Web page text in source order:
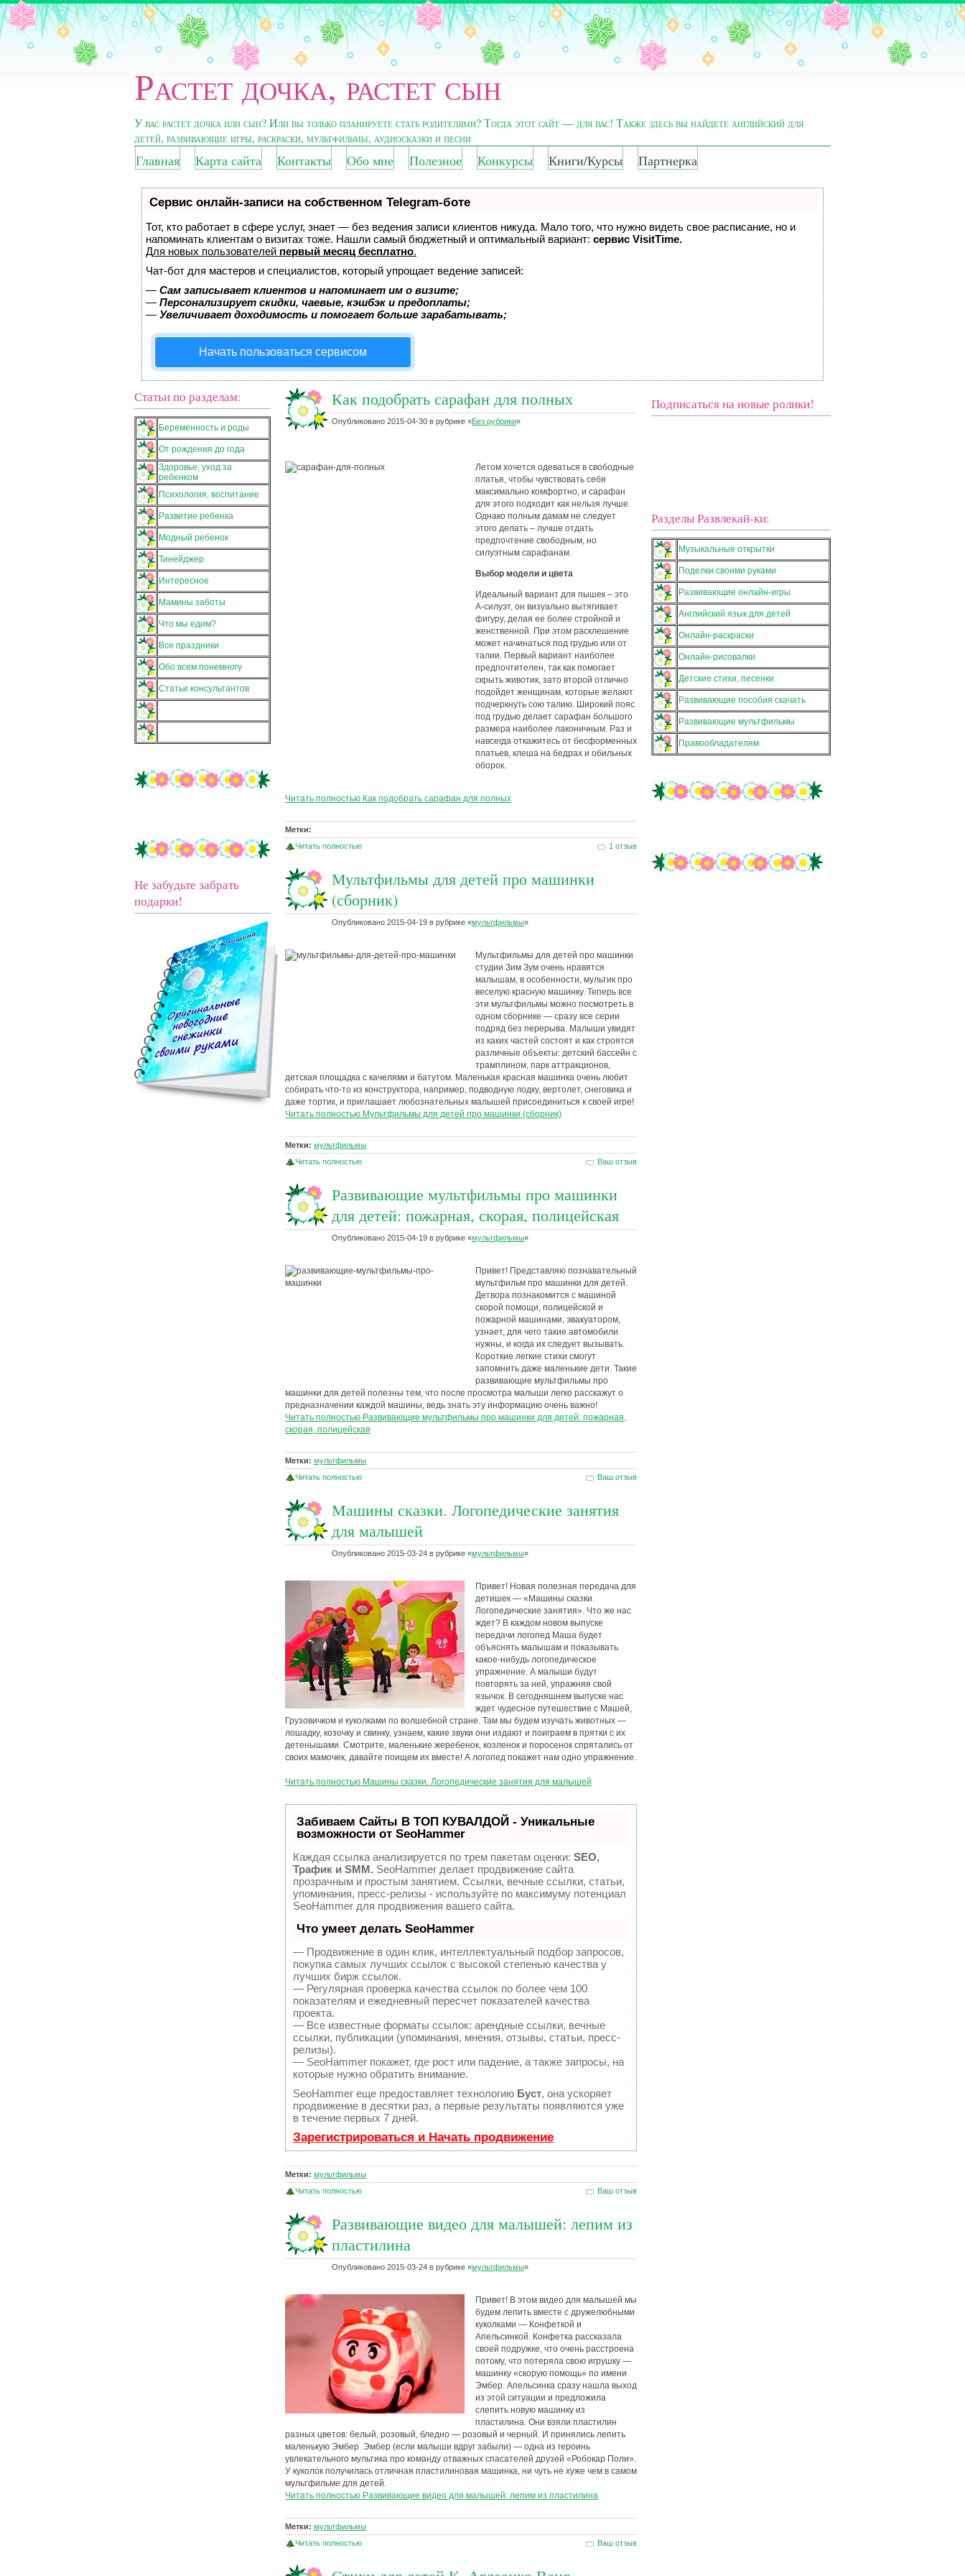
Растет дочка, растет сын
У вас растет дочка или сын? Или вы только планируете стать родителями? Тогда этот сайт — для вас! Также здесь вы найдете английский для
детей, развивающие игры, раскраски, мультфильмы, аудиосказки и песни
Главная Карта сайта Контакты Обо мне Полезное Конкурсы Книги/Курсы Партнерка
Сервис онлайн-записи на собственном Telegram-боте
Тот, кто работает в сфере услуг, знает — без ведения записи клиентов никуда. Мало того, что нужно видеть свое расписание, но и
напоминать клиентам о визитах тоже. Нашли самый бюджетный и оптимальный вариант: сервис VisitTime.
Для новых пользователей первый месяц бесплатно.
Чат-бот для мастеров и специалистов, который упрощает ведение записей:
— Сам записывает клиентов и напоминает им о визите;
— Персонализирует скидки, чаевые, кэшбэк и предоплаты;
— Увеличивает доходимость и помогает больше зарабатывать;
Начать пользоваться сервисом
Статьи по разделам:
Беременность и роды
От рождения до года
Здоровье, уход за
ребенком
Психология, воспитание
Развитие ребенка
Модный ребенок
Тинейджер
Интересное
Мамины заботы
Что мы едим?
Все праздники
Обо всем понемногу
Статьи консультантов
Не забудьте забрать
подарки!
Как подобрать сарафан для полных
Опубликовано 2015-04-30 в рубрике «Без рубрики»
Летом хочется одеваться в свободные
платья, чтобы чувствовать себя
максимально комфортно, и сарафан
для этого подходит как нельзя лучше.
Однако полным дамам не следует
этого делать – лучше отдать
предпочтение свободным, но
силуэтным сарафанам.
Выбор модели и цвета
Идеальный вариант для пышек – это
А-силуэт, он визуально вытягивает
фигуру, делая ее более стройной и
женственной. При этом расклешение
может начинаться под грудью или от
талии. Первый вариант наиболее
предпочтителен, так как помогает
скрыть животик, зато второй отлично
подойдет женщинам, которые желают
подчеркнуть сою талию. Широкий пояс
под грудью делает сарафан большого
размера наиболее лаконичным. Раз и
навсегда откажитесь от бесформенных
платьев, клеша на бедрах и обильных
оборок.
Читать полностью Как подобрать сарафан для полных
Метки:
Читать полностью
1 отзыв
Мультфильмы для детей про машинки
(сборник)
Опубликовано 2015-04-19 в рубрике «мультфильмы»
Мультфильмы для детей про машинки
студии Зим Зум очень нравятся
малышам, в особенности, мультик про
веселую красную машинку. Теперь все
эти мультфильмы можно посмотреть в
одном сборнике — сразу все серии
подряд без перерыва. Малыши увидят
из каких частей состоят и как строятся
различные объекты: детский бассейн с
трамплином, парк аттракционов,
детская площадка с качелями и батутом. Маленькая красная машинка очень любит
собирать что-то из конструктора, например, подводную лодку, вертолет, снеговика и
даже тортик, и приглашает любознательных малышей присоединиться к своей игре!
Читать полностью Мультфильмы для детей про машинки (сборник)
Метки: мультфильмы
Читать полностью
Ваш отзыв
Развивающие мультфильмы про машинки
для детей: пожарная, скорая, полицейская
Опубликовано 2015-04-19 в рубрике «мультфильмы»
Привет! Представляю познавательный
мультфильм про машинки для детей.
Детвора познакомится с машиной
скорой помощи, полицейской и
пожарной машинами, эвакуатором,
узнает, для чего такие автомобили
нужны, и когда их следует вызывать.
Короткие легкие стихи смогут
запомнить даже маленькие дети. Такие
развивающие мультфильмы про
машинки для детей полезны тем, что после просмотра малыши легко расскажут о
предназначении каждой машины, ведь знать эту информацию очень важно!
Читать полностью Развивающие мультфильмы про машинки для детей: пожарная,
скорая, полицейская
Метки: мультфильмы
Читать полностью
Ваш отзыв
Машины сказки. Логопедические занятия
для малышей
Опубликовано 2015-03-24 в рубрике «мультфильмы»
Привет! Новая полезная передача для
детишек — «Машины сказки.
Логопедические занятия». Что же нас
ждет? В каждом новом выпуске
передачи логопед Маша будет
объяснять малышам и показывать
какое-нибудь логопедическое
упражнение. А малыши будут
повторять за ней, упражняя свой
язычок. В сегодняшнем выпуске нас
ждет чудесное путешествие с Машей,
Грузовичком и куколками по волшебной стране. Там мы будем изучать животных —
лошадку, козочку и свинку, узнаем, какие звуки они издают и поиграем в прятки с их
детенышами. Смотрите, маленькие жеребенок, козленок и поросенок спрятались от
своих мамочек, давайте поищем их вместе! А логопед покажет нам одно упражнение.
Читать полностью Машины сказки. Логопедические занятия для малышей
Забиваем Сайты В ТОП КУВАЛДОЙ - Уникальные
возможности от SeoHammer
Каждая ссылка анализируется по трем пакетам оценки: SEO,
Трафик и SMM. SeoHammer делает продвижение сайта
прозрачным и простым занятием. Ссылки, вечные ссылки, статьи,
упоминания, пресс-релизы - используйте по максимуму потенциал
SeoHammer для продвижения вашего сайта.
Что умеет делать SeoHammer
— Продвижение в один клик, интеллектуальный подбор запросов,
покупка самых лучших ссылок с высокой степенью качества у
лучших бирж ссылок.
— Регулярная проверка качества ссылок по более чем 100
показателям и ежедневный пересчет показателей качества
проекта.
— Все известные форматы ссылок: арендные ссылки, вечные
ссылки, публикации (упоминания, мнения, отзывы, статьи, пресс-
релизы).
— SeoHammer покажет, где рост или падение, а также запросы, на
которые нужно обратить внимание.
SeoHammer еще предоставляет технологию Буст, она ускоряет
продвижение в десятки раз, а первые результаты появляются уже
в течение первых 7 дней.
Зарегистрироваться и Начать продвижение
Метки: мультфильмы
Читать полностью
Ваш отзыв
Развивающие видео для малышей: лепим из
пластилина
Опубликовано 2015-03-24 в рубрике «мультфильмы»
Привет! В этом видео для малышей мы
будем лепить вместе с дружелюбными
куколками — Конфеткой и
Апельсинкой. Конфетка рассказала
своей подружке, что очень расстроена
потому, что потеряла свою игрушку —
машинку «скорую помощь» по имени
Эмбер. Апельсинка сразу нашла выход
из этой ситуации и предложила
слепить новую машинку из
пластилина. Они взяли пластилин
разных цветов: белый, розовый, бледно — розовый и черный. И принялись лепить
маленькую Эмбер. Эмбер (если малыши вдруг забыли) — одна из героинь
увлекательного мультика про команду отважных спасателей друзей «Робокар Поли».
У куколок получилась отличная пластилиновая машинка, ни чуть не хуже чем в самом
мультфильме для детей.
Читать полностью Развивающие видео для малышей: лепим из пластилина
Метки: мультфильмы
Читать полностью
Ваш отзыв
Подпиcаться на новые ролики!
Разделы Развлекай-ки:
Музыкальные открытки
Поделки своими руками
Развивающие онлайн-игры
Английский язык для детей
Онлайн-раскраски
Онлайн-рисовалки
Детские стихи, песенки
Развивающие пособия скачать
Развивающие мультфильмы
Правообладателям